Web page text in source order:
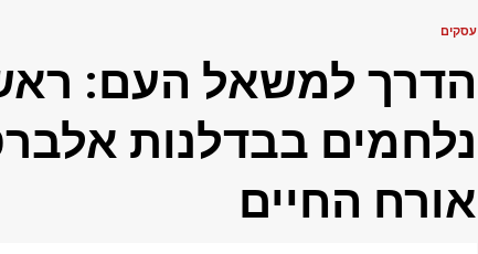
עסקים
הדרך למשאל העם:
נלחמים בבדלנות
אורח החיים